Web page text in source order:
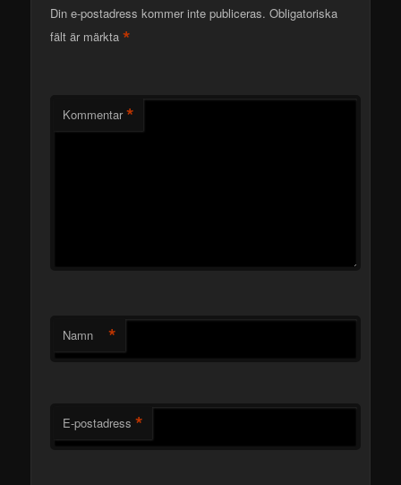
Din e-postadress kommer inte publiceras. Obligatoriska
fält är märkta*
Kommentar *
Namn *
E-postadress *